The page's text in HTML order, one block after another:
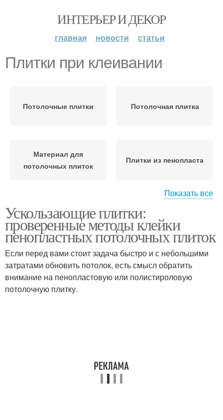
ИНТЕРЬЕР И ДЕКОР
главная новости статьи
Плитки при клеивании
Потолочные плитки Потолочная плитка
Материал для
потолочных плиток
Плитки из пенопласта
Пузыри при клеивании Плитки на поверхность
Показать все
Ускользающие плитки:
проверенные методы клейки
пенопластных потолочных плиток
Если перед вами стоит задача быстро и с небольшими
затратами обновить потолок, есть смысл обратить
внимание на пенопластовую или полистироловую
потолочную плитку.